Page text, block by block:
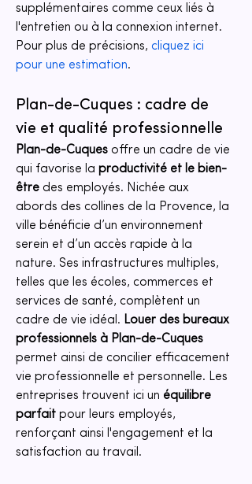
supplémentaires comme ceux liés à
l'entretien ou à la connexion internet.
Pour plus de précisions, cliquez ici
pour une estimation.
Plan-de-Cuques : cadre de
vie et qualité professionnelle
Plan-de-Cuques offre un cadre de vie
qui favorise la productivité et le bien-
être des employés. Nichée aux
abords des collines de la Provence, la
ville bénéficie d’un environnement
serein et d’un accès rapide à la
nature. Ses infrastructures multiples,
telles que les écoles, commerces et
services de santé, complètent un
cadre de vie idéal. Louer des bureaux
professionnels à Plan-de-Cuques
permet ainsi de concilier efficacement
vie professionnelle et personnelle. Les
entreprises trouvent ici un équilibre
parfait pour leurs employés,
renforçant ainsi l'engagement et la
satisfaction au travail.